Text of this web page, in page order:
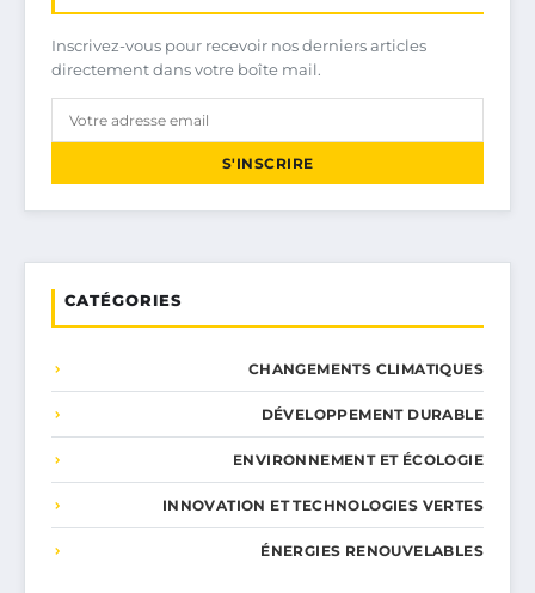
Inscrivez-vous pour recevoir nos derniers articles
directement dans votre boîte mail.
S'INSCRIRE
CATÉGORIES
CHANGEMENTS CLIMATIQUES
DÉVELOPPEMENT DURABLE
ENVIRONNEMENT ET ÉCOLOGIE
INNOVATION ET TECHNOLOGIES VERTES
ÉNERGIES RENOUVELABLES